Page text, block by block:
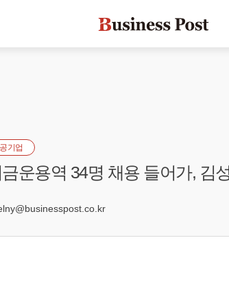
공기업
운용역 34명 채용 들어가, 김